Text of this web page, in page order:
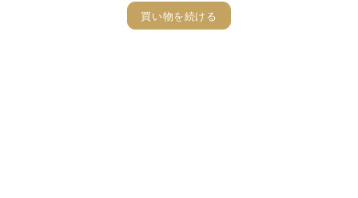
買い物を続ける